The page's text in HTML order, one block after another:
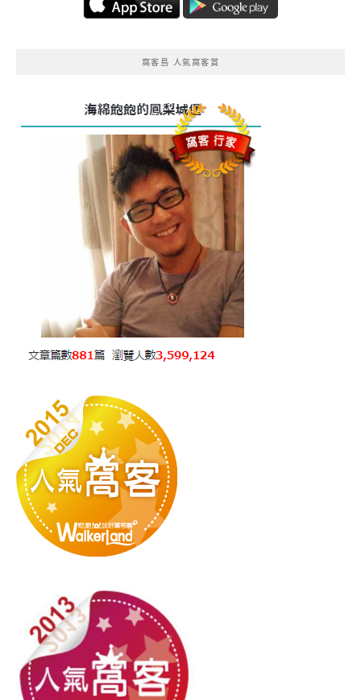
窩客島 人氣窩客賞